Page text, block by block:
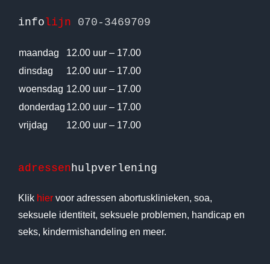
infolijn 070-3469709
maandag
12.00 uur – 17.00
dinsdag
12.00 uur – 17.00
woensdag 12.00 uur – 17.00
donderdag 12.00 uur – 17.00
vrijdag
12.00 uur – 17.00
adressenhulpverlening
Klik hiervoor adressen abortusklinieken, soa,
seksuele identiteit, seksuele problemen, handicap en
seks, kindermishandeling en meer.